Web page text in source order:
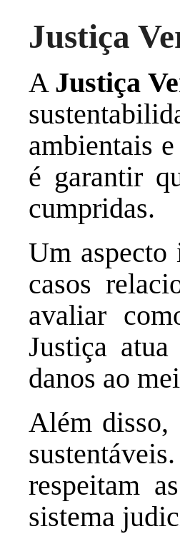
Justiça
A Justiça
ambientais
é garantir
cumpridas.
Um aspecto
casos
avaliar
Justiça
danos ao
Além disso,
respeitam
sistema